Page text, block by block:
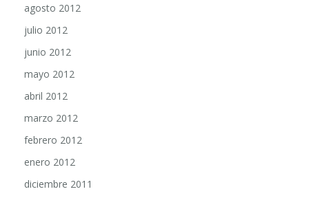
julio 2012
junio 2012
mayo 2012
abril 2012
marzo 2012
febrero 2012
enero 2012
diciembre 2011
noviembre 2011